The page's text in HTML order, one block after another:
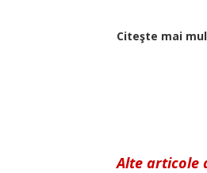
Citeşte mai
Alte articole